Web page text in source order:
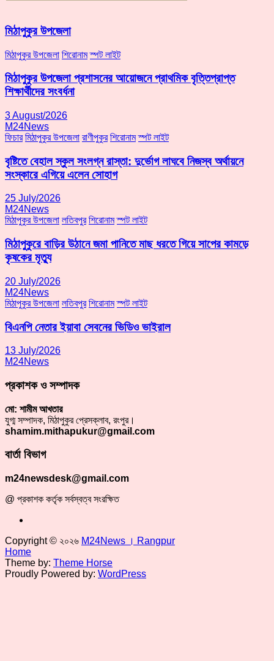
মিঠাপুকুর উপজেলা
মিঠাপুকুর উপজেলা শিরোনাম স্পট লাইট
মিঠাপুকুর উপজেলা প্রশাসনের আয়োজনে প্রাথমিক বৃত্তিপ্রাপ্ত
শিক্ষার্থীদের সংবর্ধনা
3 August/2026
M24News
ফিচার মিঠাপুকুর উপজেলা রাণীপুকুর শিরোনাম স্পট লাইট
বৃষ্টিতে বেহাল স্কুল সংলগ্ন রাস্তা: দুর্ভোগ লাঘবে নিজস্ব অর্থায়নে
সংস্কারে এগিয়ে এলেন সোহাগ
25 July/2026
M24News
মিঠাপুকুর উপজেলা লতিবপুর শিরোনাম স্পট লাইট
মিঠাপুকুরে বাড়ির উঠানে জমা পানিতে মাছ ধরতে গিয়ে সাপের কামড়ে
কৃষকের মৃত্যু
20 July/2026
M24News
মিঠাপুকুর উপজেলা লতিবপুর শিরোনাম স্পট লাইট
বিএনপি নেতার ইয়াবা সেবনের ভিডিও ভাইরাল
13 July/2026
M24News
প্রকাশক ও সম্পাদক
মো: শামীম আখতার
যুগ্ম সম্পাদক, মিঠাপুকুর প্রেসক্লাব, রংপুর।
shamim.mithapukur@gmail.com
বার্তা বিভাগ
m24newsdesk@gmail.com
@ প্রকাশক কর্তৃক সর্বস্বত্ব সংরক্ষিত
Copyright © ২০২৬ M24News । Rangpur
Home
Theme by: Theme Horse
Proudly Powered by: WordPress